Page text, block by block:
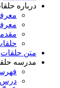
درباره
متن حلقات
مدرسه